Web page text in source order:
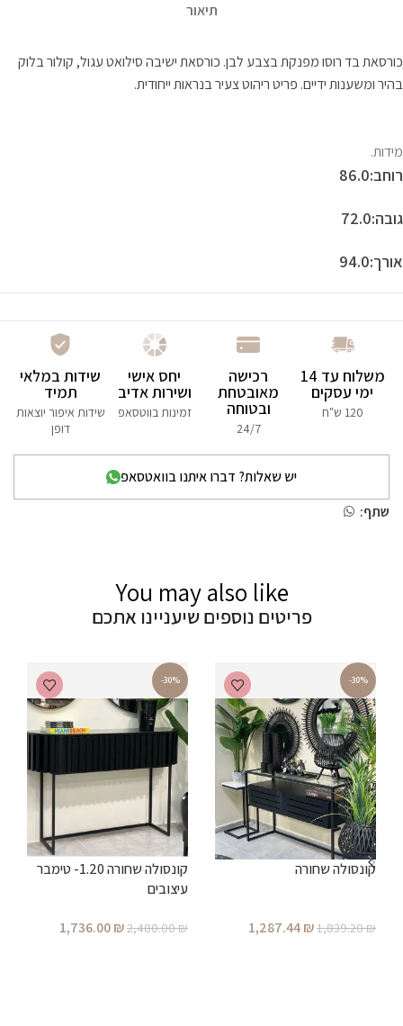
תיאור
כורסאת בד רוסו מפנקת בצבע לבן. כורסאת ישיבה סילואט עגול, קולור בלוק
בהיר ומשענות ידיים. פריט ריהוט צעיר בנראות ייחודית.
מידות.
רוחב:86.0
גובה:72.0
אורך:94.0
משלוח עד 14
ימי עסקים
120 ש"ח
רכישה
מאובטחת
ובטוחה
24/7
יחס אישי
ושירות אדיב
זמינות בווטסאפ
שידות במלאי
תמיד
שידות איפור יוצאות
דופן
יש שאלות? דברו איתנו בוואטסאפ
שתף:
You may also like
פריטים נוספים שיעניינו אתכם
-30%
קונסולה שחורה
1,839.20₪
1,287.44₪
-30%
קונסולה שחורה 1.20- טימבר
עיצובים
2,480.00₪
1,736.00₪